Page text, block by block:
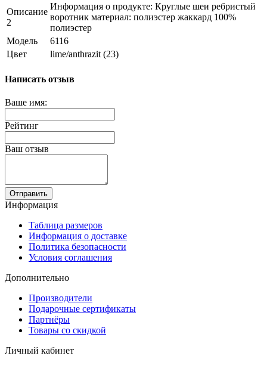
Описание
2
Информация о продукте: Круглые шеи ребристый
воротник материал: полиэстер жаккард 100%
полиэстер
Модель
6116
Цвет
lime/anthrazit (23)
Написать отзыв
Ваше имя:
Рейтинг
Ваш отзыв
Отправить
Информация
Таблица размеров
Информация о доставке
Политика безопасности
Условия соглашения
Дополнительно
Производители
Подарочные сертификаты
Партнёры
Товары со скидкой
Личный кабинет